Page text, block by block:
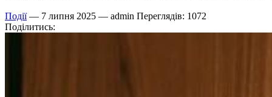
Події— 7 липня 2025 — admin Переглядів: 1072
Поділитись: